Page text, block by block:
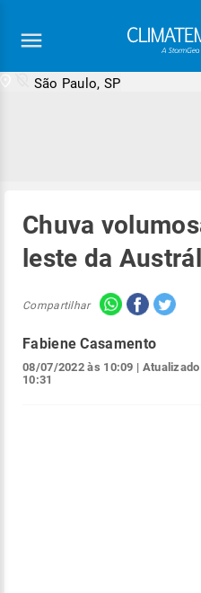
São Paulo, SP
Chuva
leste da
Compartilhar
Fabiene Casamento
08/07/2022 às 10:09 | Atualizado
10:31